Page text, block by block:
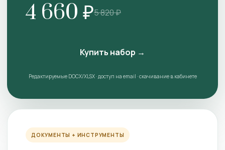
4 660 ₽5 820 ₽
Купить набор →
Редактируемые DOCX/XLSX · доступ на email · скачивание в кабинете
ДОКУМЕНТЫ + ИНСТРУМЕНТЫ